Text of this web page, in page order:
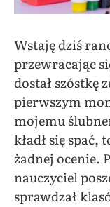
Wstaję dziś
przewracając
dostał szóstkę
pierwszym
mojemu
kładł się spać,
żadnej ocenie.
nauczyciel
sprawdzał